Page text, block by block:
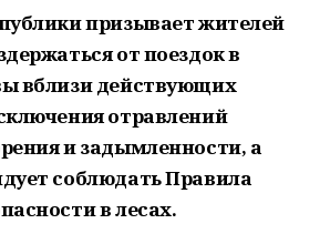
призывает жителей
от поездок в
вблизи действующих
отравлений
и задымленности, а
соблюдать Правила
в лесах.